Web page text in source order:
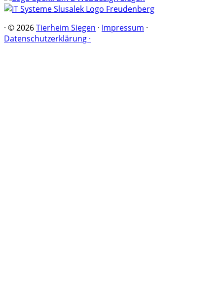
· © 2026Tierheim Siegen · Impressum ·
Datenschutzerklärung ·